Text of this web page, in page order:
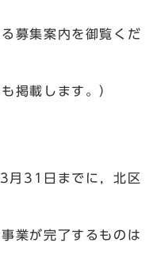
募集案内を御覧くだ
掲載します。）
月31日までに，北区
業が完了するものは